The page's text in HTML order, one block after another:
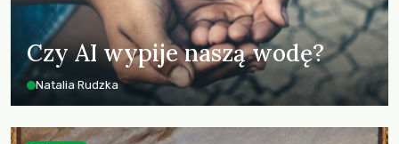
Czy AI wypije naszą wodę?
Natalia Rudzka